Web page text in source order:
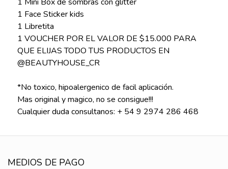
1 Face Sticker kids
1 Libretita
1 VOUCHER POR EL VALOR DE $15.000 PARA
QUE ELIJAS TODO TUS PRODUCTOS EN
@BEAUTYHOUSE_CR
*No toxico, hipoalergenico de facil aplicación.
Mas original y magico, no se consigue!!!
Cualquier duda consultanos: + 54 9 2974 286 468
MEDIOS DE PAGO